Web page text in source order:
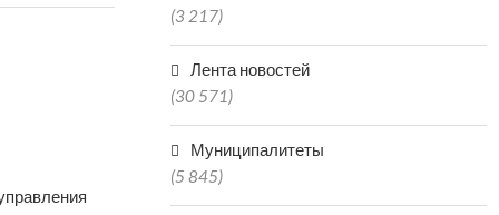
(3 217)
Лента новостей
(30 571)
Муниципалитеты
(5 845)